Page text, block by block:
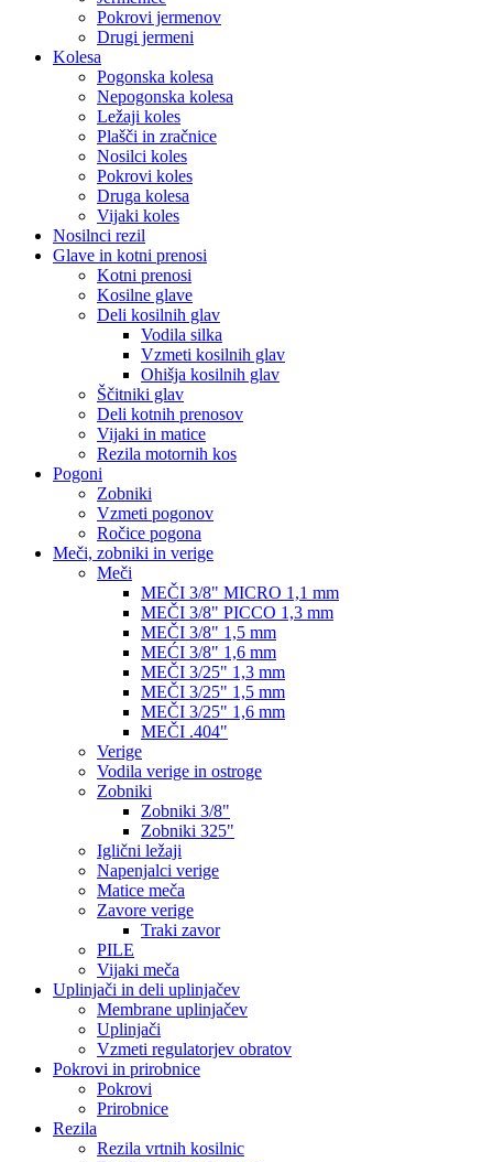
Pokrovi jermenov
Drugi jermeni
Kolesa
Pogonska kolesa
Nepogonska kolesa
Ležaji koles
Plašči in zračnice
Nosilci koles
Pokrovi koles
Druga kolesa
Vijaki koles
Nosilnci rezil
Glave in kotni prenosi
Kotni prenosi
Kosilne glave
Deli kosilnih glav
Vodila silka
Vzmeti kosilnih glav
Ohišja kosilnih glav
Ščitniki glav
Deli kotnih prenosov
Vijaki in matice
Rezila motornih kos
Pogoni
Zobniki
Vzmeti pogonov
Ročice pogona
Meči, zobniki in verige
Meči
MEČI 3/8" MICRO 1,1 mm
MEČI 3/8" PICCO 1,3 mm
MEČI 3/8" 1,5 mm
MEĆI 3/8" 1,6 mm
MEČI 3/25" 1,3 mm
MEČI 3/25" 1,5 mm
MEČI 3/25" 1,6 mm
MEČI .404"
Verige
Vodila verige in ostroge
Zobniki
Zobniki 3/8"
Zobniki 325"
Iglični ležaji
Napenjalci verige
Matice meča
Zavore verige
Traki zavor
PILE
Vijaki meča
Uplinjači in deli uplinjačev
Membrane uplinjačev
Uplinjači
Vzmeti regulatorjev obratov
Pokrovi in prirobnice
Pokrovi
Prirobnice
Rezila
Rezila vrtnih kosilnic